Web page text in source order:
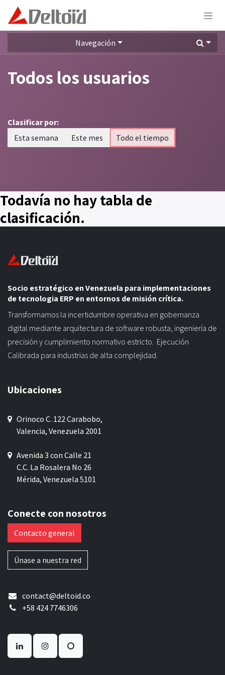
Ir al contenido
Navegación
Todos los usuarios
Clasificar por:
Esta semana
Este mes Todo el tiempo
Todavía no hay tabla de
clasificación.
Socio estratégico en Venezuela para implementaciones
de tecnologia ERP en entornos de misión crítica.
Transformamos la incertidumbre operativa en gobernanza
digital mediante arquitectura de software robusta, ingeniería de
precisión y cumplimiento normativo estricto. Ejecución
Calibrada para industrias de alta complejidad.
Ubicaciones
Orinoco C. 122 Carabobo,
Valencia, Venezuela 2001
Avenida 3 con Calle 21
C.C. La Rosalera No 26
Mérida, Venezuela 5101
Conecte con nosotros
Contacto general
Únase a nuestra red
contact@deltoid.co
+58 424 7746306